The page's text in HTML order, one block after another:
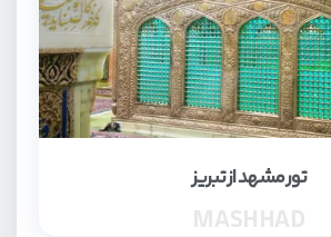
تور مشهد از تبریز